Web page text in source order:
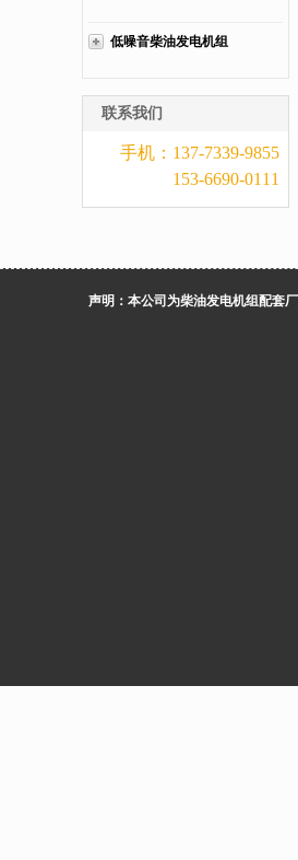
低噪音柴油发电机组
联系我们
手机：137-7339-9855
153-6690-0111
声明：本公司为柴油发电机组配套